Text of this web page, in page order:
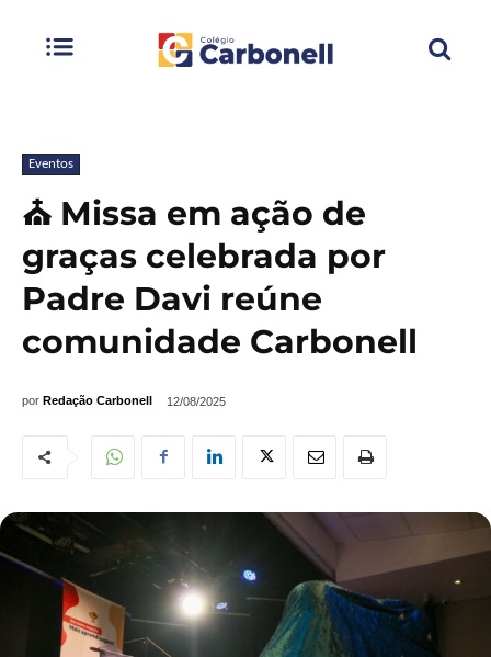
Eventos
⛪ Missa em ação de
graças celebrada por
Padre Davi reúne
comunidade Carbonell
por Redação Carbonell 12/08/2025